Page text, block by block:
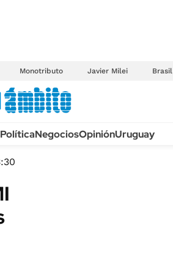
Monotributo Javier Milei Brasil
PolíticaNegociosOpiniónUruguay